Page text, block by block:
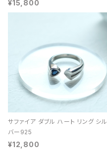
¥15,800
サファイア ダブル ハート リング シル
バー925
¥12,800